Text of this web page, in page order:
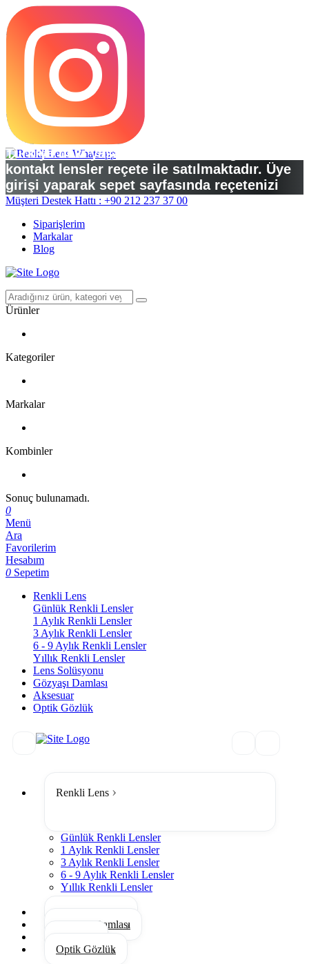
Türkiye’deki yasal düzenlemelere göre
kontakt lensler reçete ile satılmaktadır. Üye
girişi yaparak sepet sayfasında reçetenizi
yükleyebilirsiniz.
Müşteri Destek Hattı : +90 212 237 37 00
Siparişlerim
Markalar
Blog
Ürünler
Kategoriler
Markalar
Kombinler
Sonuç bulunamadı.
0
Menü
Ara
Favorilerim
Hesabım
0 Sepetim
Renkli Lens
Günlük Renkli Lensler
1 Aylık Renkli Lensler
3 Aylık Renkli Lensler
6 - 9 Aylık Renkli Lensler
Yıllık Renkli Lensler
Lens Solüsyonu
Gözyaşı Damlası
Aksesuar
Optik Gözlük
Renkli Lens
Günlük Renkli Lensler
1 Aylık Renkli Lensler
3 Aylık Renkli Lensler
6 - 9 Aylık Renkli Lensler
Yıllık Renkli Lensler
Gözyaşı Damlası
Optik Gözlük